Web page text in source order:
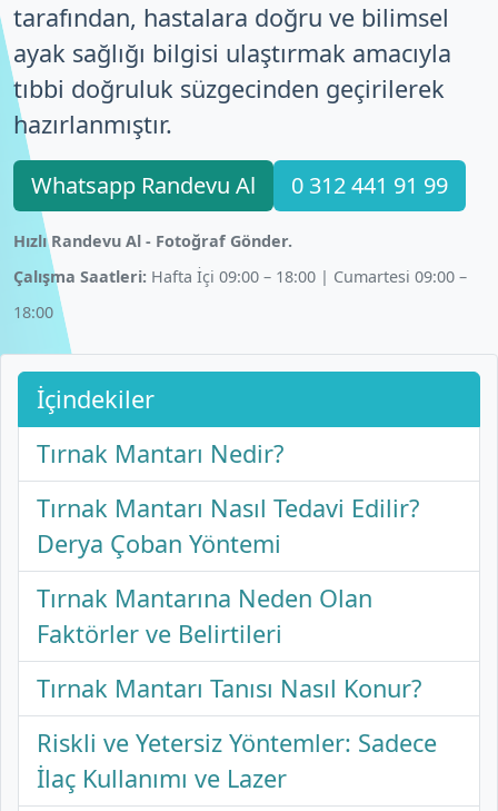
tarafından, hastalara doğru ve bilimsel
ayak sağlığı bilgisi ulaştırmak amacıyla
tıbbi doğruluk süzgecinden geçirilerek
hazırlanmıştır.
Whatsapp Randevu Al 0 312 441 91 99
Hızlı Randevu Al - Fotoğraf Gönder.
Çalışma Saatleri: Hafta İçi 09:00 – 18:00 | Cumartesi 09:00 –
18:00
İçindekiler
Tırnak Mantarı Nedir?
Tırnak Mantarı Nasıl Tedavi Edilir?
Derya Çoban Yöntemi
Tırnak Mantarına Neden Olan
Faktörler ve Belirtileri
Tırnak Mantarı Tanısı Nasıl Konur?
Riskli ve Yetersiz Yöntemler: Sadece
İlaç Kullanımı ve Lazer